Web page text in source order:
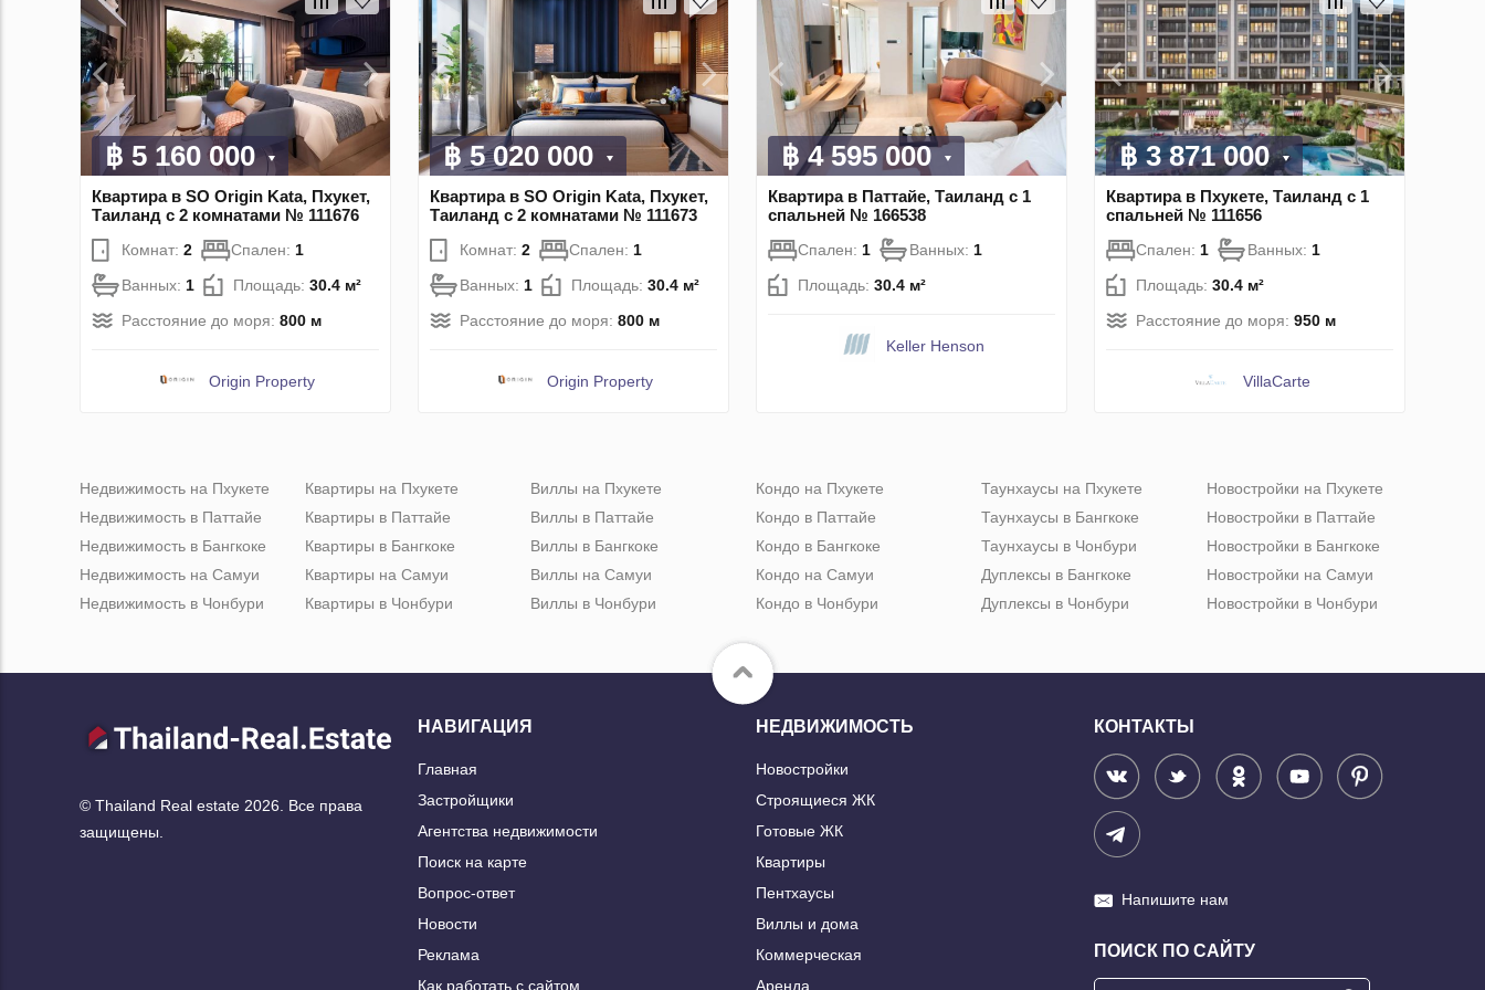
฿ 5 160 000
Квартира в SO Origin Kata, Пхукет,
Таиланд с 2 комнатами № 111676
Комнат: 2 Спален: 1
Ванных: 1 Площадь: 30.4 м²
Расстояние до моря: 800 м
Origin Property
฿ 5 020 000
Квартира в SO Origin Kata, Пхукет,
Таиланд с 2 комнатами № 111673
Комнат: 2 Спален: 1
Ванных: 1 Площадь: 30.4 м²
Расстояние до моря: 800 м
Origin Property
฿ 4 595 000
Квартира в Паттайе, Таиланд с 1
спальней № 166538
Спален: 1 Ванных: 1
Площадь: 30.4 м²
Keller Henson
฿ 3 871 000
Квартира в Пхукете, Таиланд с 1
спальней № 111656
Спален: 1 Ванных: 1
Площадь: 30.4 м²
Расстояние до моря: 950 м
VillaСarte
Недвижимость на Пхукете
Недвижимость в Паттайе
Недвижимость в Бангкоке
Недвижимость на Самуи
Недвижимость в Чонбури
Квартиры на Пхукете
Квартиры в Паттайе
Квартиры в Бангкоке
Квартиры на Самуи
Квартиры в Чонбури
Виллы на Пхукете
Виллы в Паттайе
Виллы в Бангкоке
Виллы на Самуи
Виллы в Чонбури
Кондо на Пхукете
Кондо в Паттайе
Кондо в Бангкоке
Кондо на Самуи
Кондо в Чонбури
Таунхаусы на Пхукете
Таунхаусы в Бангкоке
Таунхаусы в Чонбури
Дуплексы в Бангкоке
Дуплексы в Чонбури
Новостройки на Пхукете
Новостройки в Паттайе
Новостройки в Бангкоке
Новостройки на Самуи
Новостройки в Чонбури
© Thailand Real estate 2026. Все права
защищены.
НАВИГАЦИЯ
Главная
Застройщики
Агентства недвижимости
Поиск на карте
Вопрос-ответ
Новости
Реклама
Как работать с сайтом
НЕДВИЖИМОСТЬ
Новостройки
Строящиеся ЖК
Готовые ЖК
Квартиры
Пентхаусы
Виллы и дома
Коммерческая
Аренда
КОНТАКТЫ
Напишите нам
ПОИСК ПО САЙТУ